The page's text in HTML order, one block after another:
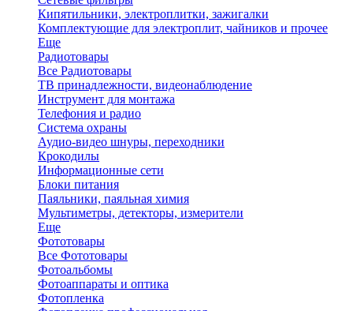
Кипятильники, электроплитки, зажигалки
Комплектующие для электроплит, чайников и прочее
Еще
Радиотовары
Все Радиотовары
ТВ принадлежности, видеонаблюдение
Инструмент для монтажа
Телефония и радио
Система охраны
Аудио-видео шнуры, переходники
Крокодилы
Информационные сети
Блоки питания
Паяльники, паяльная химия
Мультиметры, детекторы, измерители
Еще
Фототовары
Все Фототовары
Фотоальбомы
Фотоаппараты и оптика
Фотопленка